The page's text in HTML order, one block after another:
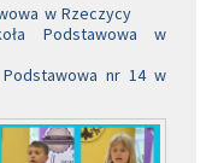
w Rzeczycy
Podstawowa w
nr 14 w